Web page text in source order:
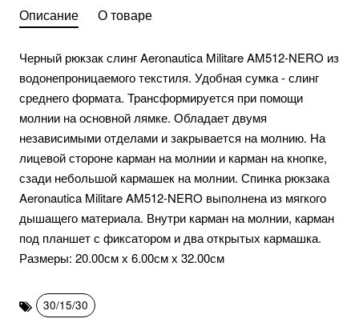
Описание О товаре
Черный рюкзак слинг Aeronautica Militare AM512-NERO из
водонепроницаемого текстиля. Удобная сумка - слинг
среднего формата. Трансформируется при помощи
молнии на основной лямке. Обладает двумя
независимыми отделами и закрывается на молнию. На
лицевой стороне карман на молнии и карман на кнопке,
сзади небольшой кармашек на молнии. Спинка рюкзака
Aeronautica Militare AM512-NERO выполнена из мягкого
дышащего материала. Внутри карман на молнии, карман
под планшет с фиксатором и два открытых кармашка.
Размеры: 20.00см х 6.00см х 32.00см
30/15/30